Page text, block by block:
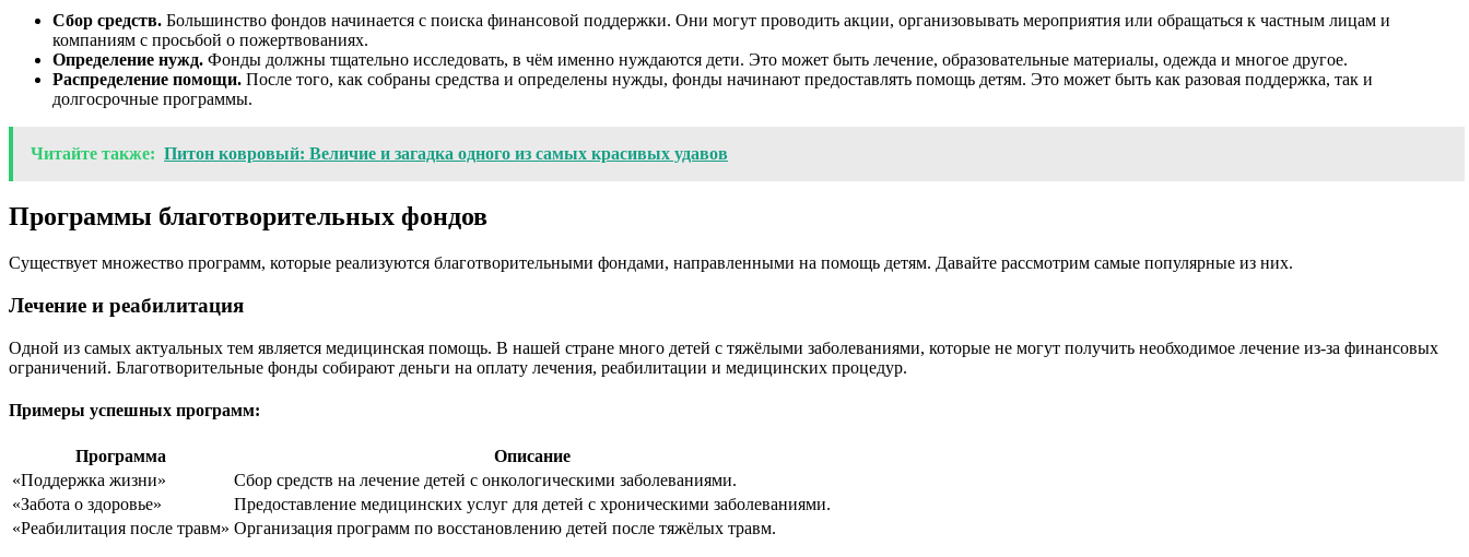
Сбор средств. Большинство фондов начинается с поиска финансовой поддержки. Они могут проводить акции, организовывать мероприятия или обращаться к частным лицам и
компаниям с просьбой о пожертвованиях.
Определение нужд. Фонды должны тщательно исследовать, в чём именно нуждаются дети. Это может быть лечение, образовательные материалы, одежда и многое другое.
Распределение помощи. После того, как собраны средства и определены нужды, фонды начинают предоставлять помощь детям. Это может быть как разовая поддержка, так и
долгосрочные программы.
Читайте также: Питон ковровый: Величие и загадка одного из самых красивых удавов
Программы благотворительных фондов
Существует множество программ, которые реализуются благотворительными фондами, направленными на помощь детям. Давайте рассмотрим самые популярные из них.
Лечение и реабилитация
Одной из самых актуальных тем является медицинская помощь. В нашей стране много детей с тяжёлыми заболеваниями, которые не могут получить необходимое лечение из-за финансовых
ограничений. Благотворительные фонды собирают деньги на оплату лечения, реабилитации и медицинских процедур.
Примеры успешных программ:
Программа
Описание
«Поддержка жизни»
Сбор средств на лечение детей с онкологическими заболеваниями.
«Забота о здоровье»
Предоставление медицинских услуг для детей с хроническими заболеваниями.
«Реабилитация после травм» Организация программ по восстановлению детей после тяжёлых травм.